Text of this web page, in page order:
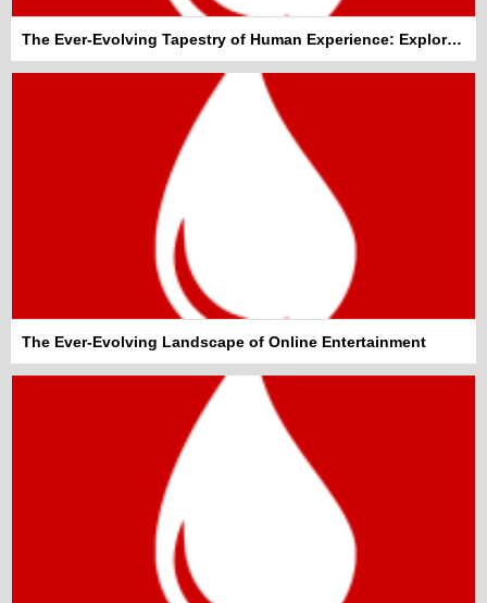
The Ever-Evolving Tapestry of Human Experience: Exploring General Topics That Shape Our World
The Ever-Evolving Landscape of Online Entertainment